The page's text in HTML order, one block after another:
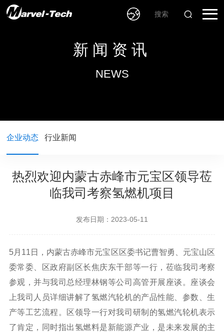
新闻资讯
NEWS
企业动态 行业新闻
热烈欢迎内蒙古赤峰市元宝区领导莅
临我司考察氢燃机项目
发布日期：2023-05-11
5月11日，内蒙古赤峰市元宝区区委书记曹智勇、元宝山区
委常委、区政府副区长焦庆东干部等一行，莅临我司考察
参观，并与我司总经理林钢等公司高管开展座谈。座谈会
上我司人员详细讲解了氢燃汽轮机的产品性能、参数、生
产等工艺流程。区领导一行对我司研制的氢燃汽轮机表示
了肯定，同时指出氢燃料是新能源产业，是未来发展的主